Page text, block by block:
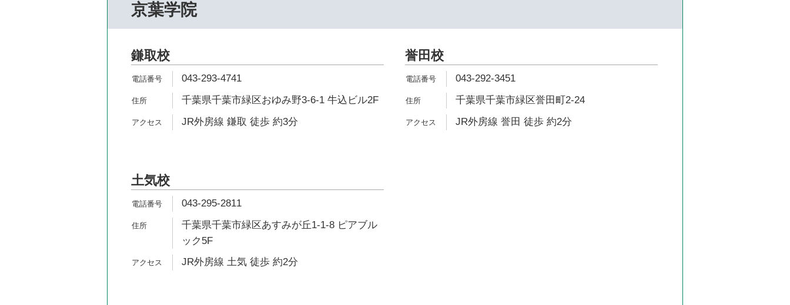
京葉学院
鎌取校
043-293-4741
千葉県千葉市緑区おゆみ野3-6-1 牛込ビル2F
JR外房線 鎌取 徒歩 約3分
誉田校
043-292-3451
千葉県千葉市緑区誉田町2-24
JR外房線 誉田 徒歩 約2分
土気校
043-295-2811
千葉県千葉市緑区あすみが丘1-1-8 ピアブル
ック5F
JR外房線 土気 徒歩 約2分